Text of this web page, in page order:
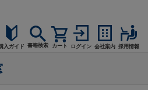
入ガイド 書籍検索 カート ログイン 会社案内 採用情報